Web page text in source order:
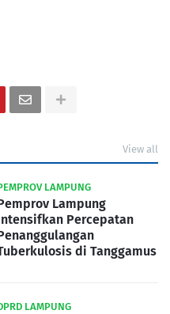
View all
LAMPUNG
Lampung
Percepatan
di Tanggamus
LAMPUNG